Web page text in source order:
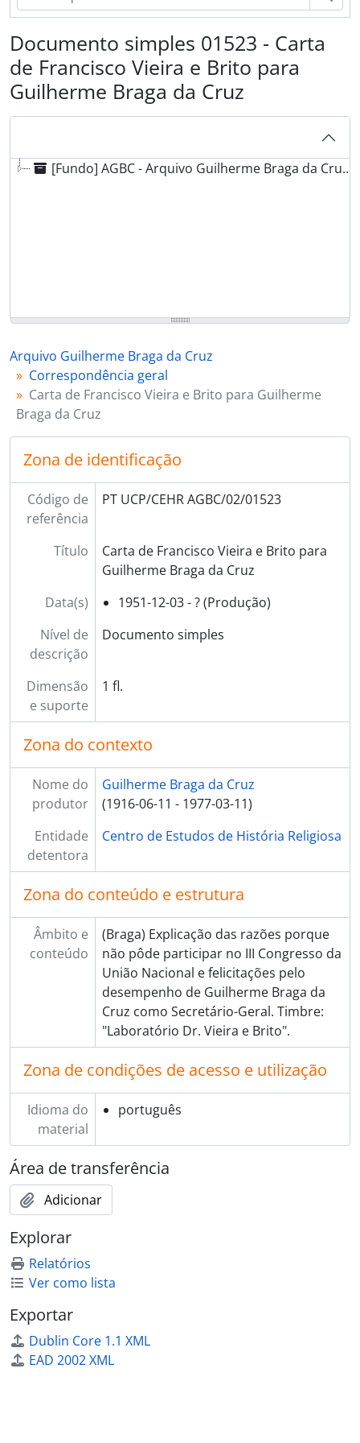
Documento simples 01523 - Carta
de Francisco Vieira e Brito para
Guilherme Braga da Cruz
[Fundo] AGBC - Arquivo Guilherme Braga da Cruz, [post. 1789] - 1983-05-07
Arquivo Guilherme Braga da Cruz
Correspondência geral
Carta de Francisco Vieira e Brito para Guilherme
Braga da Cruz
Zona de identificação
Código de
referência
PT UCP/CEHR AGBC/02/01523
Título
Carta de Francisco Vieira e Brito para
Guilherme Braga da Cruz
Data(s)
1951-12-03 - ? (Produção)
Nível de
descrição
Documento simples
Dimensão
e suporte
1 fl.
Zona do contexto
Nome do
produtor
Guilherme Braga da Cruz
(1916-06-11 - 1977-03-11)
Entidade
detentora
Centro de Estudos de História Religiosa
Zona do conteúdo e estrutura
Âmbito e
conteúdo
(Braga) Explicação das razões porque
não pôde participar no III Congresso da
União Nacional e felicitações pelo
desempenho de Guilherme Braga da
Cruz como Secretário-Geral. Timbre:
"Laboratório Dr. Vieira e Brito".
Zona de condições de acesso e utilização
Idioma do
material
português
Área de transferência
Adicionar
Explorar
Relatórios
Ver como lista
Exportar
Dublin Core 1.1 XML
EAD 2002 XML